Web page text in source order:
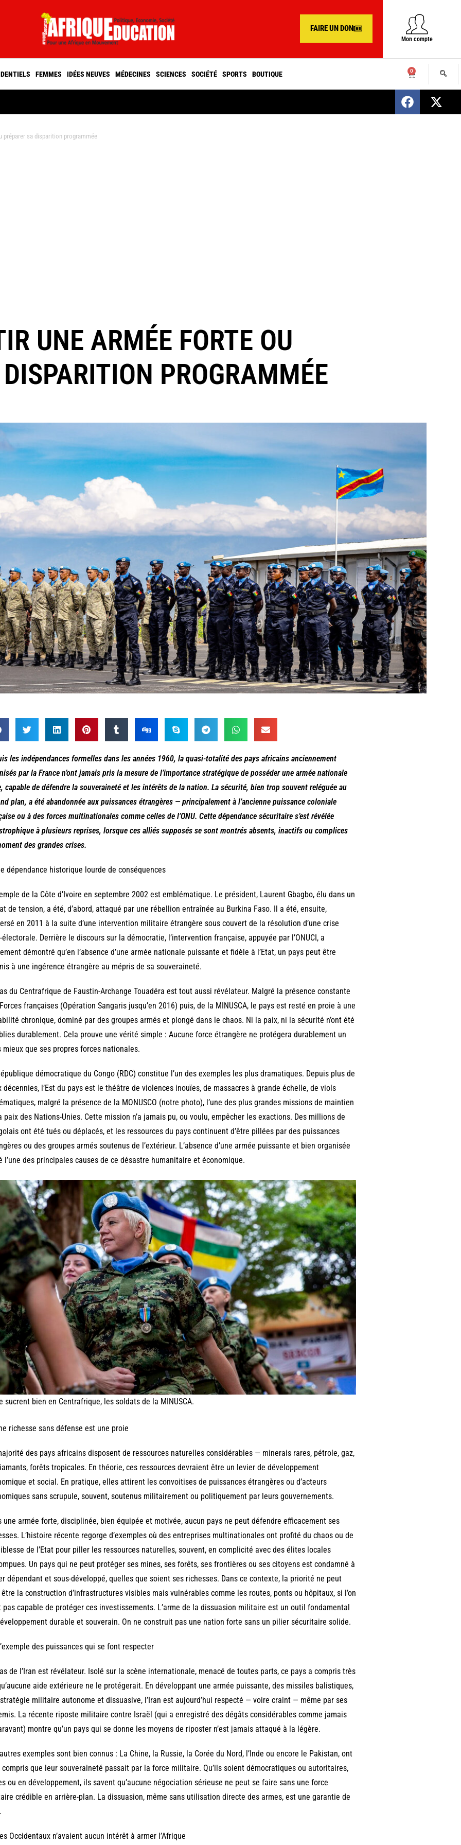
FAIRE UN DON
Mon compte
FEMMES IDÉES NEUVES MÉDECINES SCIENCES SOCIÉTÉ SPORTS BOUTIQUE 0
SENEGAL : Nomination d’un nouveau
préparer sa disparition programmée
UNE ARMÉE FORTE OU
PROGRAMMÉE
les indépendances formelles dans les années 1960, la quasi-totalité des pays africains anciennement
par la France n’ont jamais pris la mesure de l’importance stratégique de posséder une armée nationale
capable de défendre la souveraineté et les intérêts de la nation. La sécurité, bien trop souvent reléguée au
plan, a été abandonnée aux puissances étrangères — principalement à l’ancienne puissance coloniale
ou à des forces multinationales comme celles de l’ONU. Cette dépendance sécuritaire s’est révélée
à plusieurs reprises, lorsque ces alliés supposés se sont montrés absents, inactifs ou complices
des grandes crises.
dépendance historique lourde de conséquences
de la Côte d’Ivoire en septembre 2002 est emblématique. Le président, Laurent Gbagbo, élu dans un
de tension, a été, d’abord, attaqué par une rébellion entraînée au Burkina Faso. Il a été, ensuite,
en 2011 à la suite d’une intervention militaire étrangère sous couvert de la résolution d’une crise
électorale. Derrière le discours sur la démocratie, l’intervention française, appuyée par l’ONUCI, a
démontré qu’en l’absence d’une armée nationale puissante et fidèle à l’Etat, un pays peut être
à une ingérence étrangère au mépris de sa souveraineté.
du Centrafrique de Faustin-Archange Touadéra est tout aussi révélateur. Malgré la présence constante
françaises (Opération Sangaris jusqu’en 2016) puis, de la MINUSCA, le pays est resté en proie à une
chronique, dominé par des groupes armés et plongé dans le chaos. Ni la paix, ni la sécurité n’ont été
durablement. Cela prouve une vérité simple : Aucune force étrangère ne protégera durablement un
mieux que ses propres forces nationales.
démocratique du Congo (RDC) constitue l’un des exemples les plus dramatiques. Depuis plus de
décennies, l’Est du pays est le théâtre de violences inouïes, de massacres à grande échelle, de viols
malgré la présence de la MONUSCO (notre photo), l’une des plus grandes missions de maintien
paix des Nations-Unies. Cette mission n’a jamais pu, ou voulu, empêcher les exactions. Des millions de
ont été tués ou déplacés, et les ressources du pays continuent d’être pillées par des puissances
ou des groupes armés soutenus de l’extérieur. L’absence d’une armée puissante et bien organisée
l’une des principales causes de ce désastre humanitaire et économique.
sucrent bien en Centrafrique, les soldats de la MINUSCA.
richesse sans défense est une proie
des pays africains disposent de ressources naturelles considérables — minerais rares, pétrole, gaz,
forêts tropicales. En théorie, ces ressources devraient être un levier de développement
et social. En pratique, elles attirent les convoitises de puissances étrangères ou d’acteurs
sans scrupule, souvent, soutenus militairement ou politiquement par leurs gouvernements.
une armée forte, disciplinée, bien équipée et motivée, aucun pays ne peut défendre efficacement ses
L’histoire récente regorge d’exemples où des entreprises multinationales ont profité du chaos ou de
de l’Etat pour piller les ressources naturelles, souvent, en complicité avec des élites locales
Un pays qui ne peut protéger ses mines, ses forêts, ses frontières ou ses citoyens est condamné à
dépendant et sous-développé, quelles que soient ses richesses. Dans ce contexte, la priorité ne peut
la construction d’infrastructures visibles mais vulnérables comme les routes, ponts ou hôpitaux, si l’on
pas capable de protéger ces investissements. L’arme de la dissuasion militaire est un outil fondamental
durable et souverain. On ne construit pas une nation forte sans un pilier sécuritaire solide.
des puissances qui se font respecter
de l’Iran est révélateur. Isolé sur la scène internationale, menacé de toutes parts, ce pays a compris très
aide extérieure ne le protégerait. En développant une armée puissante, des missiles balistiques,
militaire autonome et dissuasive, l’Iran est aujourd’hui respecté — voire craint — même par ses
La récente riposte militaire contre Israël (qui a enregistré des dégâts considérables comme jamais
montre qu’un pays qui se donne les moyens de riposter n’est jamais attaqué à la légère.
exemples sont bien connus : La Chine, la Russie, la Corée du Nord, l’Inde ou encore le Pakistan, ont
compris que leur souveraineté passait par la force militaire. Qu’ils soient démocratiques ou autoritaires,
ou en développement, ils savent qu’aucune négociation sérieuse ne peut se faire sans une force
crédible en arrière-plan. La dissuasion, même sans utilisation directe des armes, est une garantie de
Occidentaux n’avaient aucun intérêt à armer l’Afrique